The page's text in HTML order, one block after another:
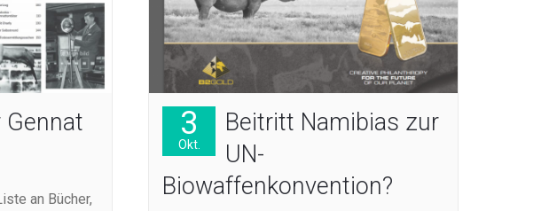
an Bücher,
3
Okt.
Beitritt Namibias zur
UN-
Biowaffenkonvention?